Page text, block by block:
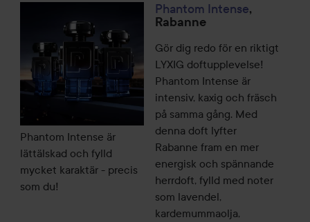
Phantom Intense är
lättälskad och fylld
mycket karaktär - precis
som du!
Phantom Intense,
Rabanne
Gör dig redo för en riktigt
LYXIG doftupplevelse!
Phantom Intense är
intensiv, kaxig och fräsch
på samma gång. Med
denna doft lyfter
Rabanne fram en mer
energisk och spännande
herrdoft, fylld med noter
som lavendel,
kardemummaolja,